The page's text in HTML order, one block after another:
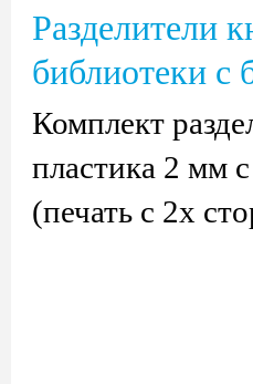
Разделители
библиотеки с
Комплект
пластика 2 мм
(печать с 2х